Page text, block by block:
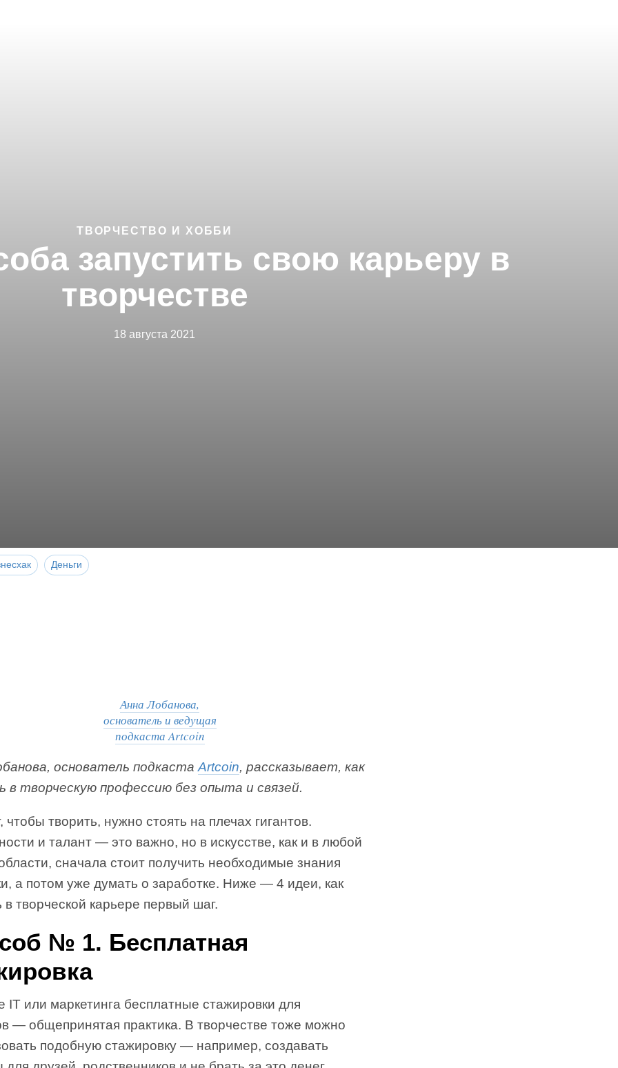
ТВОРЧЕСТВО И ХОББИ
запустить свою карьеру в
творчестве
18 августа 2021
Деньги
Анна Лобанова,
основатель и ведущая
подкаста Artcoin
основатель подкаста Artcoin, рассказывает, как
в творческую профессию без опыта и связей.
чтобы творить, нужно стоять на плечах гигантов.
и талант — это важно, но в искусстве, как и в любой
сначала стоит получить необходимые знания
а потом уже думать о заработке. Ниже — 4 идеи, как
в творческой карьере первый шаг.
№ 1. Бесплатная
IT или маркетинга бесплатные стажировки для
— общепринятая практика. В творчестве тоже можно
подобную стажировку — например, создавать